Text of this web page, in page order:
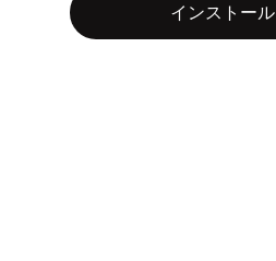
インストール